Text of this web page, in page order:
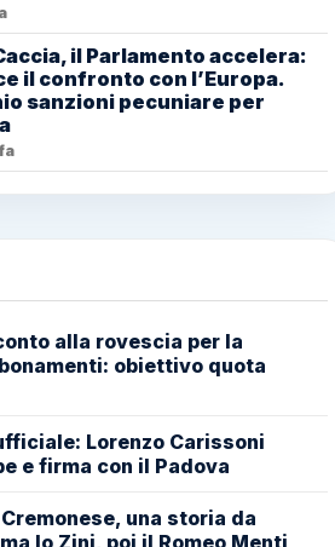
il Parlamento accelera:
il confronto con l’Europa.
sanzioni pecuniare per
alla rovescia per la
obiettivo quota
Lorenzo Carissoni
e firma con il Padova
una storia da
lo Zini, poi il Romeo Menti